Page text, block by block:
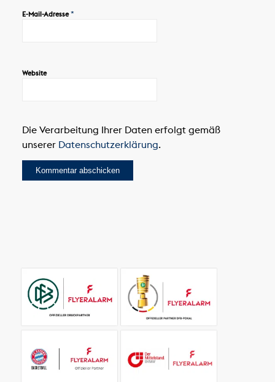
E-Mail-Adresse*
Website
Die Verarbeitung Ihrer Daten erfolgt gemäß
unserer Datenschutzerklärung.